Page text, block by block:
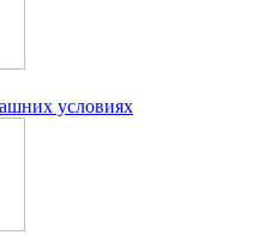
условиях